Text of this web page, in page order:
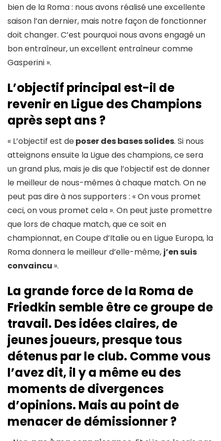
bien de la Roma : nous avons réalisé une excellente
saison l’an dernier, mais notre façon de fonctionner
doit changer. C’est pourquoi nous avons engagé un
bon entraîneur, un excellent entraîneur comme
Gasperini ».
L’objectif principal est-il de
revenir en Ligue des Champions
après sept ans ?
« L’objectif est deposer des bases solides. Si nous
atteignons ensuite la Ligue des champions, ce sera
un grand plus, mais je dis que l’objectif est de donner
le meilleur de nous-mêmes à chaque match. On ne
peut pas dire à nos supporters : « On vous promet
ceci, on vous promet cela ». On peut juste promettre
que lors de chaque match, que ce soit en
championnat, en Coupe d’Italie ou en Ligue Europa, la
Roma donnera le meilleur d’elle-même, j’en suis
convaincu ».
La grande force de la Roma de
Friedkin semble être ce groupe de
travail. Des idées claires, de
jeunes joueurs, presque tous
détenus par le club. Comme vous
l’avez dit, il y a même eu des
moments de divergences
d’opinions. Mais au point de
menacer de démissionner ?